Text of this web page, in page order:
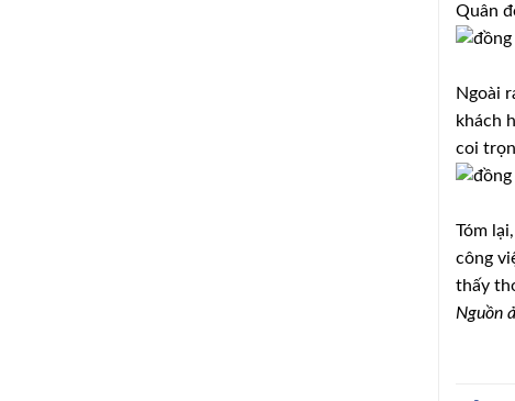
Quân
Ngoài
khách
coi
Tóm
công
thấy
Nguồn